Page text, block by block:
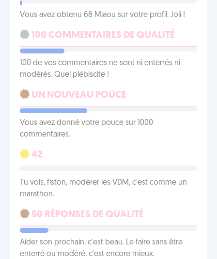
Vous avez obtenu 68 Miaou sur votre profil. Joli !
100 COMMENTAIRES DE QUALITÉ
100 de vos commentaires ne sont ni enterrés ni
modérés. Quel plébiscite !
UN NOUVEAU POUCE
Vous avez donné votre pouce sur 1000
commentaires.
42
Tu vois, fiston, modérer les VDM, c'est comme un
marathon.
50 RÉPONSES DE QUALITÉ
Aider son prochain, c'est beau. Le faire sans être
enterré ou modéré, c'est encore mieux.